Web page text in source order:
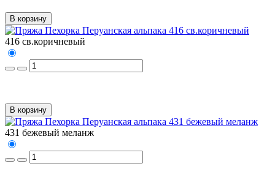
В корзину
416 св.коричневый
В корзину
431 бежевый меланж